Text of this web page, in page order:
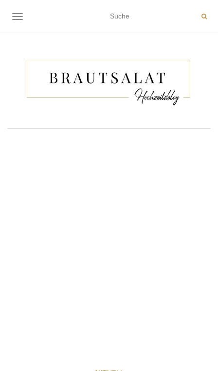
NAVIGATION EIN-/AUSSCHALTEN